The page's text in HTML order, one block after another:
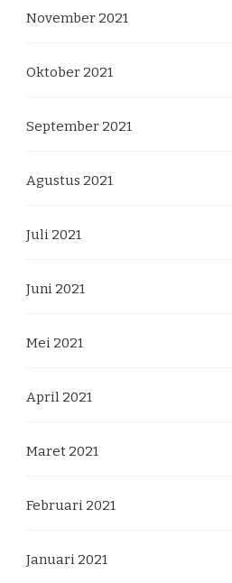
November 2021
Oktober 2021
September 2021
Agustus 2021
Juli 2021
Juni 2021
Mei 2021
April 2021
Maret 2021
Februari 2021
Januari 2021